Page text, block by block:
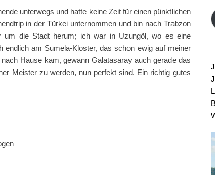
unterwegs und hatte keine Zeit für einen pünktlichen
in der Türkei unternommen und bin nach Trabzon
um die Stadt herum; ich war in Uzungöl, wo es eine
am Sumela-Kloster, das schon ewig auf meiner
Hause kam, gewann Galatasaray auch gerade das
Meister zu werden, nun perfekt sind. Ein richtig gutes